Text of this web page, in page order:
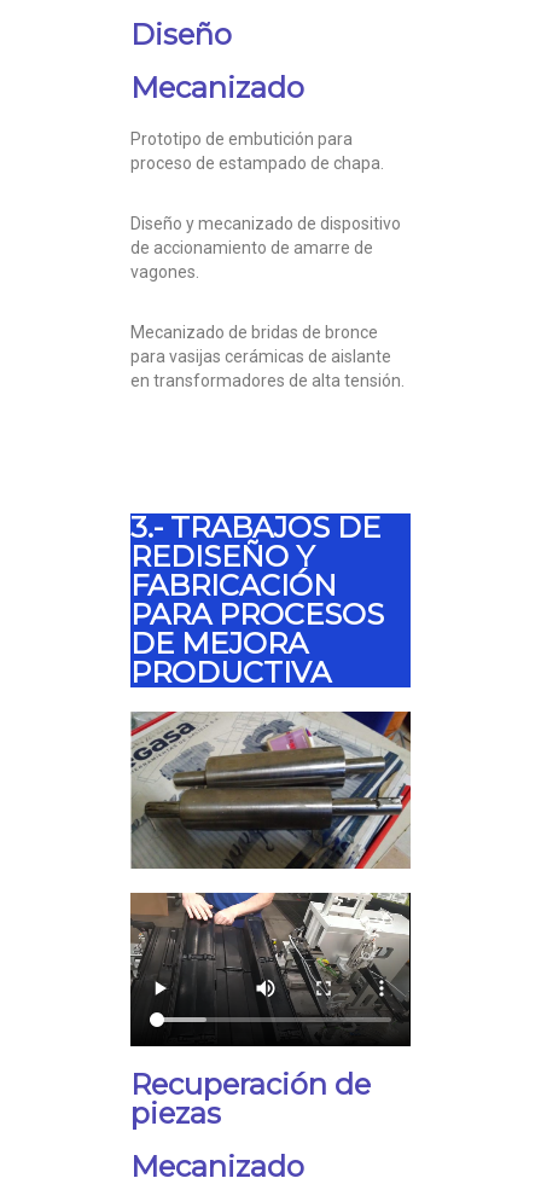
Diseño
Mecanizado
Prototipo de embutición para
proceso de estampado de chapa.
Diseño y mecanizado de dispositivo
de accionamiento de amarre de
vagones.
Mecanizado de bridas de bronce
para vasijas cerámicas de aislante
en transformadores de alta tensión.
3.- TRABAJOS DE
REDISEÑO Y
FABRICACIÓN
PARA PROCESOS
DE MEJORA
PRODUCTIVA
Recuperación de
piezas
Mecanizado